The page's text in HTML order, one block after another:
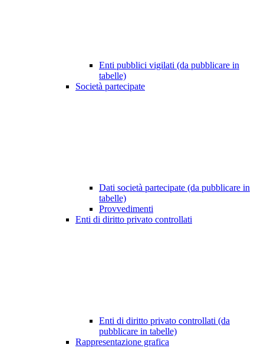
Enti pubblici vigilati (da pubblicare in
tabelle)
Società partecipate
Dati società partecipate (da pubblicare in
tabelle)
Provvedimenti
Enti di diritto privato controllati
Enti di diritto privato controllati (da
pubblicare in tabelle)
Rappresentazione grafica